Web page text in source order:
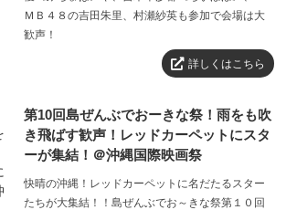
ＭＢ４８の吉田朱里、村瀬紗英も参加で会場は大
歓声！
詳しくはこちら
第10回島ぜんぶでおーきな祭！雨をも吹
き飛ばす歓声！レッドカーペットにスタ
ーが集結！＠沖縄国際映画祭
快晴の沖縄！レッドカーペットに名だたるスター
たちが大集結！！島ぜんぶでお～きな祭第１０回